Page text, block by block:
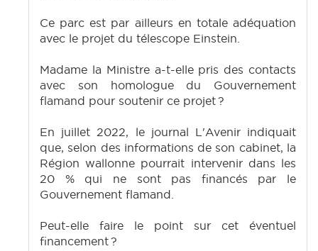
Ce parc est par ailleurs en totale adéquation
avec le projet du télescope Einstein.
Madame la Ministre a-t-elle pris des contacts
avec son homologue du Gouvernement
flamand pour soutenir ce projet ?
En juillet 2022, le journal L'Avenir indiquait
que, selon des informations de son cabinet, la
Région wallonne pourrait intervenir dans les
20 % qui ne sont pas financés par le
Gouvernement flamand.
Peut-elle faire le point sur cet éventuel
financement ?